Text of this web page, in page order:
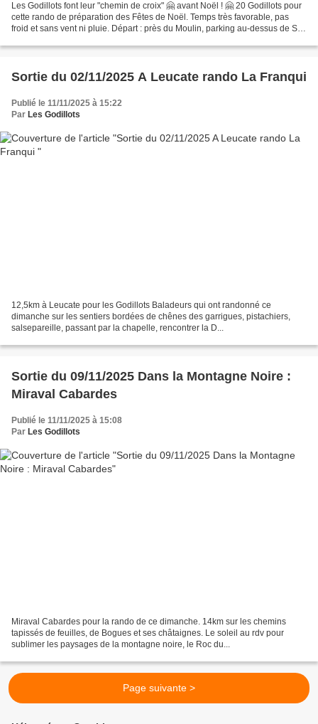
Les Godillots font leur "chemin de croix" 🤗 avant Noël ! 🤗 20 Godillots pour
cette rando de préparation des Fêtes de Noël. Temps très favorable, pas
froid et sans vent ni pluie. Départ : près du Moulin, parking au-dessus de St
Sortie du 02/11/2025 A Leucate rando La Franqui
Publié le 11/11/2025 à 15:22
Par Les Godillots
12,5km à Leucate pour les Godillots Baladeurs qui ont randonné ce
dimanche sur les sentiers bordées de chênes des garrigues, pistachiers,
salsepareille, passant par la chapelle, rencontrer la D...
Sortie du 09/11/2025 Dans la Montagne Noire :
Miraval Cabardes
Publié le 11/11/2025 à 15:08
Par Les Godillots
Miraval Cabardes pour la rando de ce dimanche. 14km sur les chemins
tapissés de feuilles, de Bogues et ses châtaignes. Le soleil au rdv pour
sublimer les paysages de la montagne noire, le Roc du...
Page suivante >